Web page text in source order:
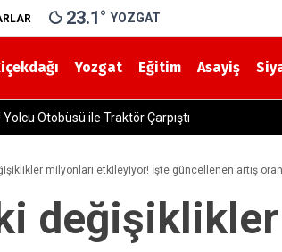
23.1° YOZGAT
Yozgat Eğitim Asayiş
Sürüyor: Okullarda İnceleme
milyonları etkileyiyor! İşte güncellenen artış